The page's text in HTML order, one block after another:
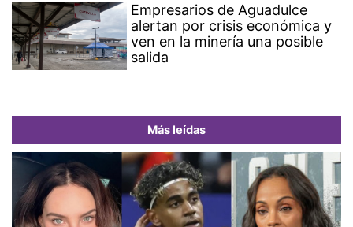
Empresarios de Aguadulce
alertan por crisis económica y
ven en la minería una posible
salida
Más leídas